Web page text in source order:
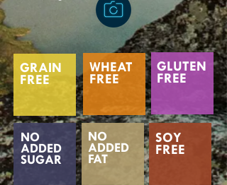
GRAIN
FREE
WHEAT
FREE
GLUTEN
FREE
NO
ADDED
SUGAR
NO
ADDED
FAT
SOY
FREE